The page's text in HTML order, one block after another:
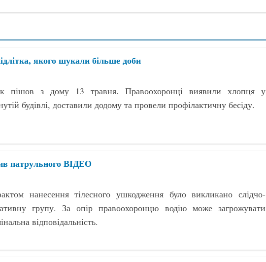
якого шукали більше доби
пішов з дому 13 травня. Правоохоронці виявили хлопця у
будівлі, доставили додому та провели профілактичну бесіду.
патрульного ВІДЕО
нанесення тілесного ушкодження було викликано слідчо-
групу. За опір правоохоронцю водію може загрожувати
відповідальність.